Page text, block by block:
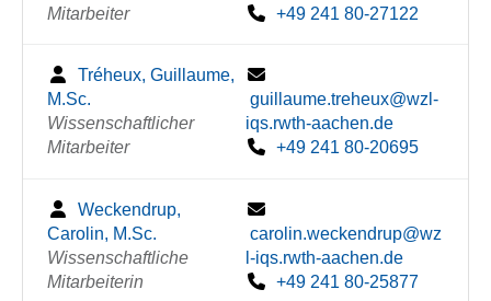
Mitarbeiter
+49 241 80-27122
Tréheux, Guillaume,
M.Sc.
Wissenschaftlicher
Mitarbeiter
guillaume.treheux@wzl-
iqs.rwth-aachen.de
+49 241 80-20695
Weckendrup,
Carolin, M.Sc.
Wissenschaftliche
Mitarbeiterin
carolin.weckendrup@wz
l-iqs.rwth-aachen.de
+49 241 80-25877